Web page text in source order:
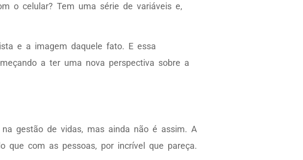
o celular? Tem uma série de variáveis e,
e a imagem daquele fato. E essa
a ter uma nova perspectiva sobre a
gestão de vidas, mas ainda não é assim. A
que com as pessoas, por incrível que pareça.